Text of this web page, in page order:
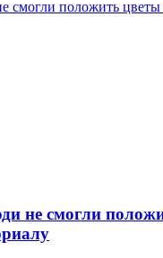
не смогли